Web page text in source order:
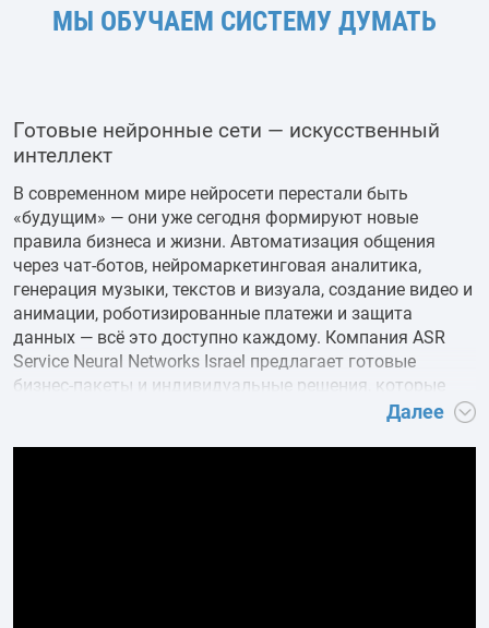
МЫ ОБУЧАЕМ СИСТЕМУ ДУМАТЬ
Готовые нейронные сети — искусственный
интеллект
В современном мире нейросети перестали быть
«будущим» — они уже сегодня формируют новые
правила бизнеса и жизни. Автоматизация общения
через чат-ботов, нейромаркетинговая аналитика,
генерация музыки, текстов и визуала, создание видео и
анимации, роботизированные платежи и защита
данных — всё это доступно каждому. Компания ASR
Service Neural Networks Israel предлагает готовые
бизнес-пакеты и индивидуальные решения, которые
экономят время, минимизируют расходы и выводят
Далее